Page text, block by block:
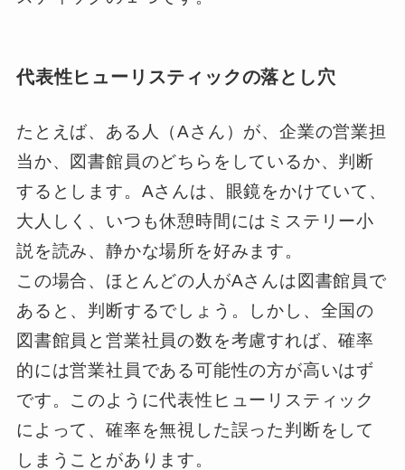
代表性ヒューリスティックの落とし穴
たとえば、ある人（Aさん）が、企業の営業担
当か、図書館員のどちらをしているか、判断
するとします。Aさんは、眼鏡をかけていて、
大人しく、いつも休憩時間にはミステリー小
説を読み、静かな場所を好みます。
この場合、ほとんどの人がAさんは図書館員で
あると、判断するでしょう。しかし、全国の
図書館員と営業社員の数を考慮すれば、確率
的には営業社員である可能性の方が高いはず
です。このように代表性ヒューリスティック
によって、確率を無視した誤った判断をして
しまうことがあります。